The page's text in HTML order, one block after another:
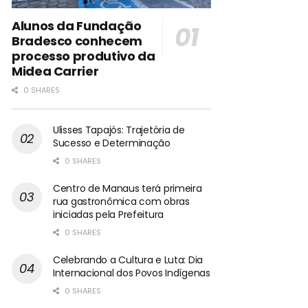
Alunos da Fundação
Bradesco conhecem
processo produtivo da
Midea Carrier
0 SHARES
Ulisses Tapajós: Trajetória de
Sucesso e Determinação
0 SHARES
Centro de Manaus terá primeira
rua gastronômica com obras
iniciadas pela Prefeitura
0 SHARES
Celebrando a Cultura e Luta: Dia
Internacional dos Povos Indígenas
0 SHARES